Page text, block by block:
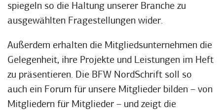
spiegeln so die Haltung unserer Branche zu
ausgewählten Fragestellungen wider.
Außerdem erhalten die Mitgliedsunternehmen die
Gelegenheit, ihre Projekte und Leistungen im Heft
zu präsentieren. Die BFW NordSchrift soll so
auch ein Forum für unsere Mitglieder bilden – von
Mitgliedern für Mitglieder – und zeigt die